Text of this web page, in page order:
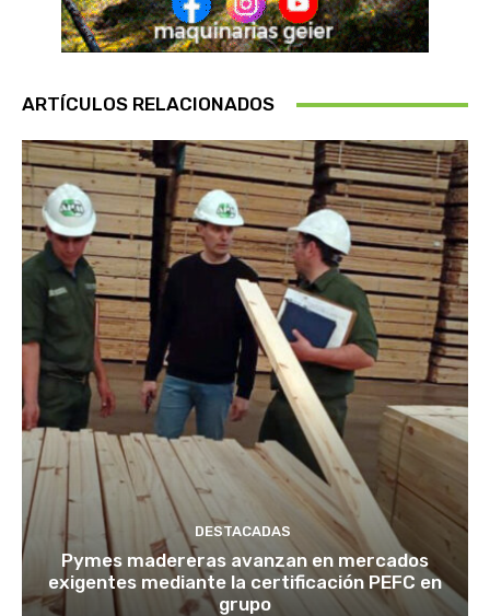
ARTÍCULOS RELACIONADOS
DESTACADAS
Pymes madereras avanzan en mercados
exigentes mediante la certificación PEFC en
grupo